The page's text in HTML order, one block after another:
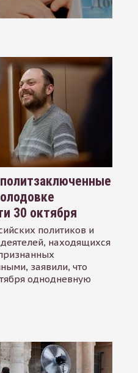
30 октября
политиков и
находящихся
заявили, что
однодневную